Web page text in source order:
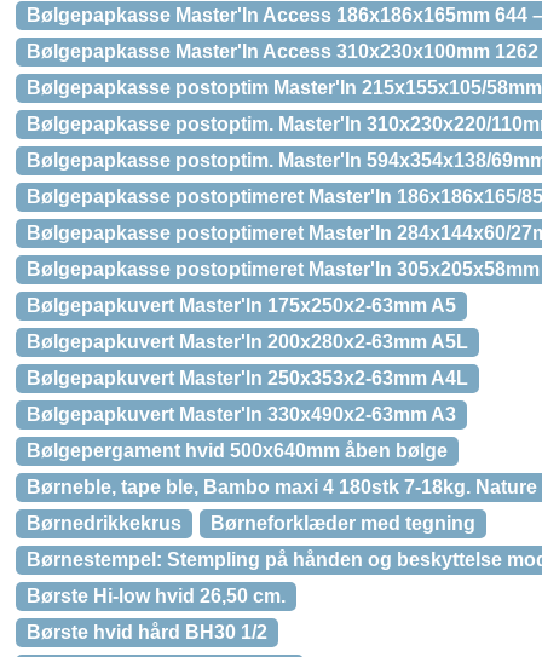
Bølgepapkasse Master'In Access 186x186x165mm 644
Bølgepapkasse Master'In Access 310x230x100mm 1262
Bølgepapkasse postoptim Master'In 215x155x105/
Bølgepapkasse postoptim. Master'In 310x230x220/
Bølgepapkasse postoptim. Master'In 594x354x138/
Bølgepapkasse postoptimeret Master'In 186x186x165/
Bølgepapkasse postoptimeret Master'In 284x144x60/
Bølgepapkasse postoptimeret Master'In 305x205x58mm
Bølgepapkuvert Master'In 175x250x2-63mm A5
Bølgepapkuvert Master'In 200x280x2-63mm A5L
Bølgepapkuvert Master'In 250x353x2-63mm A4L
Bølgepapkuvert Master'In 330x490x2-63mm A3
Bølgepergament hvid 500x640mm åben bølge
Børneble, tape ble, Bambo maxi 4 180stk 7-18kg. Nature
Børnedrikkekrus
Børneforklæder med tegning
Børnestempel: Stempling på hånden og beskyttelse
Børste Hi-low hvid 26,50 cm.
Børste hvid hård BH30 1/2